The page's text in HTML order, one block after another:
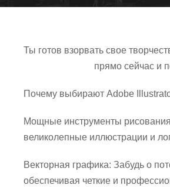
Ты готов взорвать свое
прямо сейчас и
Почему выбирают Adobe
Мощные инструменты
великолепные иллюстрации и
Векторная графика: Забудь о
обеспечивая четкие и